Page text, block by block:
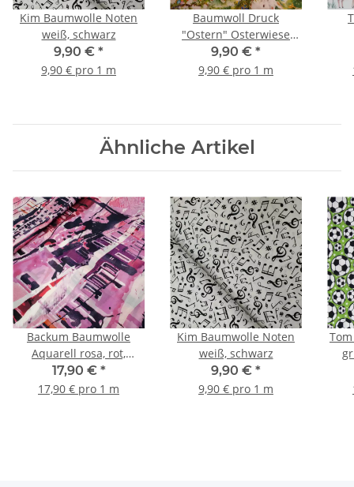
Kim Baumwolle Noten
weiß, schwarz
9,90 € *
9,90 € pro 1 m
Baumwoll Druck
"Ostern" Osterwiese
Hase, Hühner, Küken,
Gänse
9,90 € *
9,90 € pro 1 m
Ähnliche Artikel
Backum Baumwolle
Aquarell rosa, rot,
burgundy, weiß, schwarz
17,90 € *
17,90 € pro 1 m
Kim Baumwolle Noten
weiß, schwarz
9,90 € *
9,90 € pro 1 m